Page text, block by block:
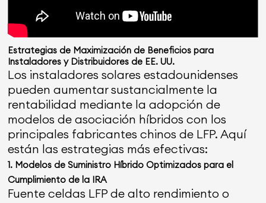
Estrategias de Maximización de Beneficios para
Instaladores y Distribuidores de EE. UU.
Los instaladores solares estadounidenses
pueden aumentar sustancialmente la
rentabilidad mediante la adopción de
modelos de asociación híbridos con los
principales fabricantes chinos de LFP. Aquí
están las estrategias más efectivas:
1. Modelos de Suministro Híbrido Optimizados para el
Cumplimiento de la IRA
Fuente celdas LFP de alto rendimiento o